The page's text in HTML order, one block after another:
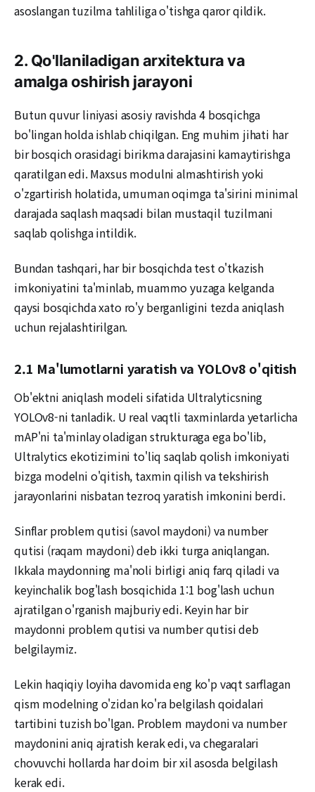
asoslangan tuzilma tahliliga o'tishga qaror qildik.
2. Qo'llaniladigan arxitektura va
amalga oshirish jarayoni
Butun quvur liniyasi asosiy ravishda 4 bosqichga
bo'lingan holda ishlab chiqilgan. Eng muhim jihati har
bir bosqich orasidagi birikma darajasini kamaytirishga
qaratilgan edi. Maxsus modulni almashtirish yoki
o'zgartirish holatida, umuman oqimga ta'sirini minimal
darajada saqlash maqsadi bilan mustaqil tuzilmani
saqlab qolishga intildik.
Bundan tashqari, har bir bosqichda test o'tkazish
imkoniyatini ta'minlab, muammo yuzaga kelganda
qaysi bosqichda xato ro'y berganligini tezda aniqlash
uchun rejalashtirilgan.
2.1 Ma'lumotlarni yaratish va YOLOv8 o'qitish
Ob'ektni aniqlash modeli sifatida Ultralyticsning
YOLOv8-ni tanladik. U real vaqtli taxminlarda yetarlicha
mAP'ni ta'minlay oladigan strukturaga ega bo'lib,
Ultralytics ekotizimini to'liq saqlab qolish imkoniyati
bizga modelni o'qitish, taxmin qilish va tekshirish
jarayonlarini nisbatan tezroq yaratish imkonini berdi.
Sinflar problem qutisi (savol maydoni) va number
qutisi (raqam maydoni) deb ikki turga aniqlangan.
Ikkala maydonning ma'noli birligi aniq farq qiladi va
keyinchalik bog'lash bosqichida 1:1 bog'lash uchun
ajratilgan o'rganish majburiy edi. Keyin har bir
maydonni problem qutisi va number qutisi deb
belgilaymiz.
Lekin haqiqiy loyiha davomida eng ko'p vaqt sarflagan
qism modelning o'zidan ko'ra belgilash qoidalari
tartibini tuzish bo'lgan. Problem maydoni va number
maydonini aniq ajratish kerak edi, va chegaralari
chovuvchi hollarda har doim bir xil asosda belgilash
kerak edi.